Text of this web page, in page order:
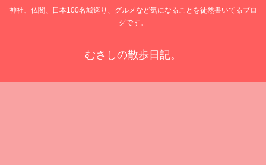
神社、仏閣、日本100名城巡り、グルメなど気になることを徒然書いてるブロ
グです。
むさしの散歩日記。